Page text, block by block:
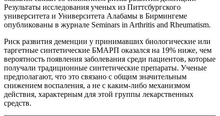
Результаты исследования ученых из Питтсбургского
университета и Университета Алабамы в Бирмингеме
опубликованы в журнале Seminars in Arthritis and Rheumatism.
Риск развития деменции у принимавших биологические или
таргетные синтетические БМАРП оказался на 19% ниже, чем
вероятность появления заболевания среди пациентов, которые
получали традиционные синтетические препараты. Ученые
предполагают, что это связано с общим значительным
снижением воспаления, а не с каким-либо механизмом
действия, характерным для этой группы лекарственных
средств.